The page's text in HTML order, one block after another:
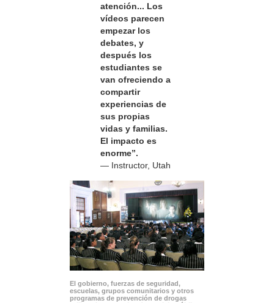
atención... Los
vídeos parecen
empezar los
debates, y
después los
estudiantes se
van ofreciendo a
compartir
experiencias de
sus propias
vidas y familias.
El impacto es
enorme”.
— Instructor, Utah
El gobierno, fuerzas de seguridad,
escuelas, grupos comunitarios y otros
programas de prevención de drogas